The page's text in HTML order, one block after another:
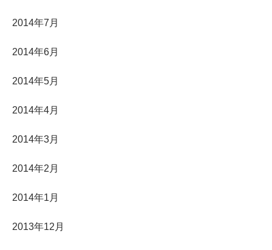
2014年7月
2014年6月
2014年5月
2014年4月
2014年3月
2014年2月
2014年1月
2013年12月